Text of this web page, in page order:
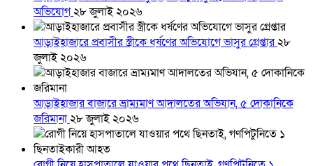
অভিযোগ২৮ জুলাই ২০২৬
আড়াইহাজারে প্রবাসীর স্ত্রীকে ধর্ষণের অভিযোগে ভাসুর গ্রেপ্তার২৮
জুলাই ২০২৬
আড়াইহাজার বাজারে ভ্রাম্যমাণ আদালতের অভিযান, ৫ দোকানিকে
জরিমানা২৮ জুলাই ২০২৬